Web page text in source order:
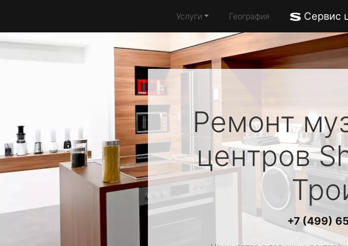
Услуги География Сервис
Ремонт
центров
+7 (499)